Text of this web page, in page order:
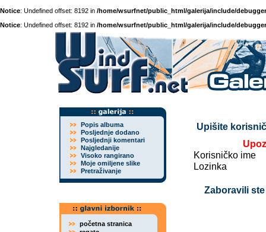
Notice: Undefined offset: 8192 in /home/wsurfnet/public_html/galerija/include/
Notice: Undefined offset: 8192 in /home/wsurfnet/public_html/galerija/include/
Popis albuma
Posljednje dodano
Posljednji komentari
Najgledanije
Visoko rangirano
Moje omiljene slike
Pretraživanje
početna stranica
Upišite
Korisničko ime
Lozinka
Zaboravili